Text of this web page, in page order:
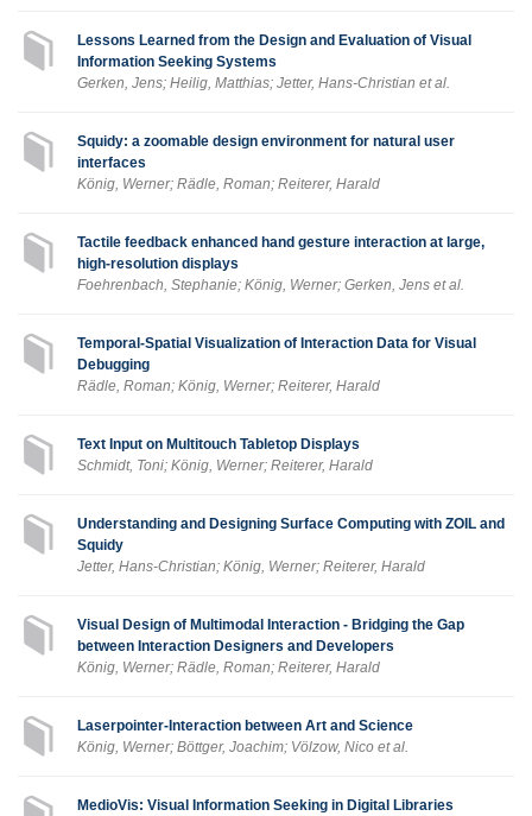
Lessons Learned from the Design and Evaluation of Visual
Information Seeking Systems
Gerken, Jens; Heilig, Matthias; Jetter, Hans-Christian et al.
Squidy: a zoomable design environment for natural user
interfaces
König, Werner; Rädle, Roman; Reiterer, Harald
Tactile feedback enhanced hand gesture interaction at large,
high-resolution displays
Foehrenbach, Stephanie; König, Werner; Gerken, Jens et al.
Temporal-Spatial Visualization of Interaction Data for Visual
Debugging
Rädle, Roman; König, Werner; Reiterer, Harald
Text Input on Multitouch Tabletop Displays
Schmidt, Toni; König, Werner; Reiterer, Harald
Understanding and Designing Surface Computing with ZOIL and
Squidy
Jetter, Hans-Christian; König, Werner; Reiterer, Harald
Visual Design of Multimodal Interaction - Bridging the Gap
between Interaction Designers and Developers
König, Werner; Rädle, Roman; Reiterer, Harald
Laserpointer-Interaction between Art and Science
König, Werner; Böttger, Joachim; Völzow, Nico et al.
MedioVis: Visual Information Seeking in Digital Libraries